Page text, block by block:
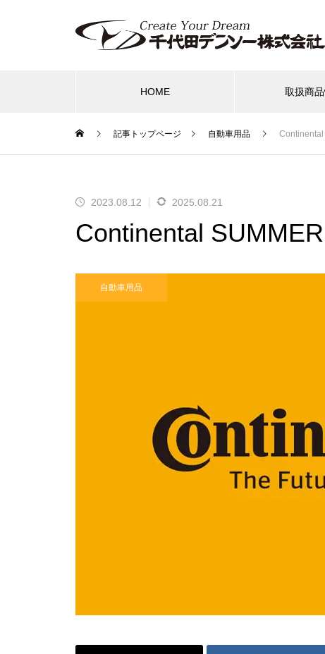
HOME 取扱商
バッテリー PIAA タイヤ・ホイー
GS YUASA ECO.R HVシリーズ
記事トップページ 自動車用品 Continental
2023.08.12 2025.08.21
Continental
自動車用品
案内